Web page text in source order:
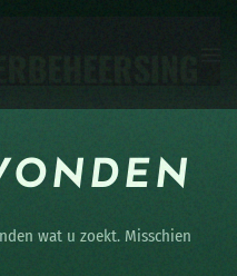
wat u zoekt. Misschien